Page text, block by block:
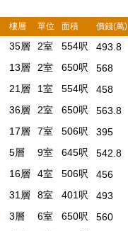
樓層 單位 面積 價錢(萬)
35層 2室 554呎
493.8
13層 2室 650呎
568
21層 1室 554呎
458
36層 2室 650呎
563.8
17層 7室 506呎
395
5層 9室 645呎
542.8
16層 4室 506呎
456
31層 8室 401呎
493
3層 6室 650呎
560